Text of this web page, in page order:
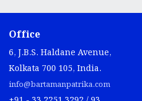
Office
6, J.B.S. Haldane Avenue,
Kolkata 700 105, India.
info@bartamanpatrika.com